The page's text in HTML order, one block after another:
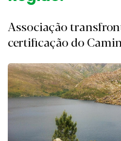
Associação
certificação do